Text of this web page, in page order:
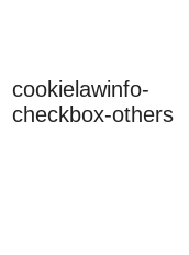
cookielawinfo-
checkbox-others